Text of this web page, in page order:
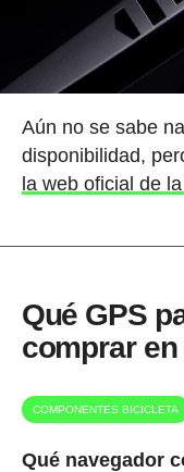
Aún no se sabe
disponibilidad,
la web oficial de
Qué GPS
comprar en
COMPONENTES BICICLETA
Qué navegador